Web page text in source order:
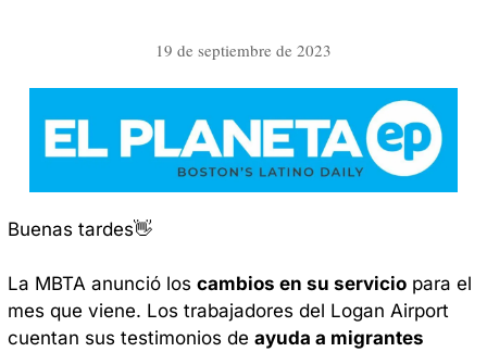
19 de septiembre de 2023
Buenas tardes👋
La MBTA anunció los cambios en su servicio para el
mes que viene. Los trabajadores del Logan Airport
cuentan sus testimonios de